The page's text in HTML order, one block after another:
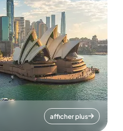
afficher plus